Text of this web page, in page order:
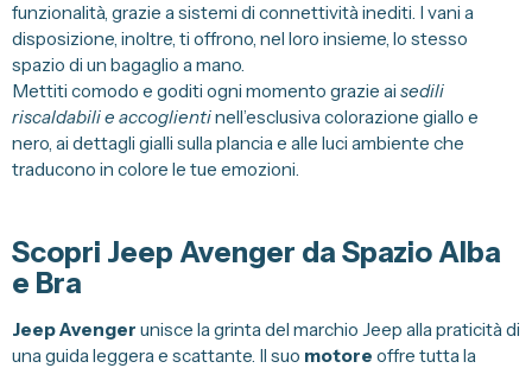
funzionalità, grazie a sistemi di connettività inediti. I vani a
disposizione, inoltre, ti offrono, nel loro insieme, lo stesso
spazio di un bagaglio a mano.
Mettiti comodo e goditi ogni momento grazie ai sedili
riscaldabili e accoglientinell’esclusiva colorazione giallo e
nero, ai dettagli gialli sulla plancia e alle luci ambiente che
traducono in colore le tue emozioni.
Scopri Jeep Avenger da Spazio Alba
e Bra
Jeep Avenger unisce la grinta del marchio Jeep alla praticità di
una guida leggera e scattante. Il suo motore offre tutta la